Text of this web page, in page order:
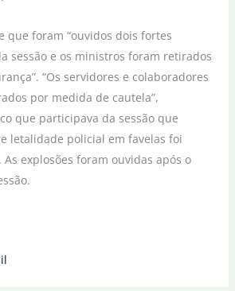
que foram “ouvidos dois fortes
sessão e os ministros foram retirados
“Os servidores e colaboradores
por medida de cautela”,
que participava da sessão que
letalidade policial em favelas foi
explosões foram ouvidas após o